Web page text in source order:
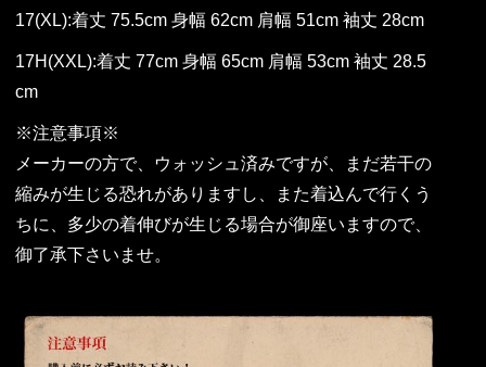
17(XL):着丈 75.5cm 身幅 62cm 肩幅 51cm 袖丈 28cm
17H(XXL):着丈 77cm 身幅 65cm 肩幅 53cm 袖丈 28.5
cm
※注意事項※
メーカーの方で、ウォッシュ済みですが、まだ若干の
縮みが生じる恐れがありますし、また着込んで行くう
ちに、多少の着伸びが生じる場合が御座いますので、
御了承下さいませ。